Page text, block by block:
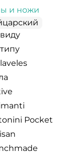
Verba
Lock
Liner
+ блокиратор
и ножи
Pocket